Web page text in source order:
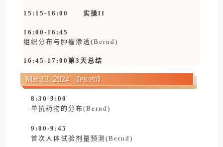
15:15-16:00 实操II
16:00-16:45
组织分布与肿瘤渗透(Bernd)
16:45-17:00第3天总结
Mar 13, 2024 【PK/PD】
8:30-9:00
单抗药物的分布(Bernd)
9:00-9:45
首次人体试验剂量预测(Bernd)